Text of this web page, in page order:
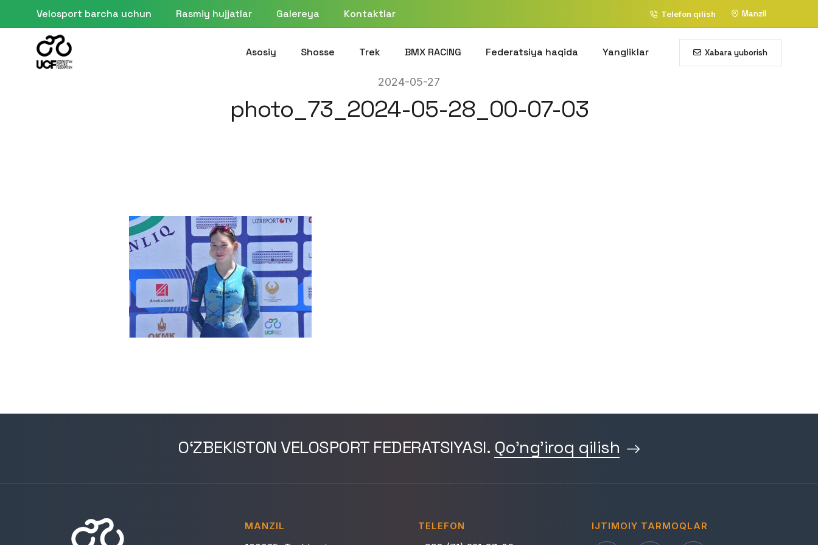
Velosport barcha uchun Rasmiy hujjatlar Galereya Kontaktlar Telefon qilish Manzil
Asosiy Shosse Trek BMX RACING Federatsiya haqida Yangliklar Xabara yuborish
2024-05-27
photo_73_2024-05-28_00-07-03
O‘ZBEKISTON VELOSPORT FEDERATSIYASI. Qo'ng'iroq qilish
MANZIL TELEFON IJTIMOIY TARMOQLAR